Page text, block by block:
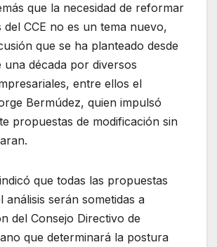
que la necesidad de reformar
del CCE no es un tema nuevo,
que se ha planteado desde
una década por diversos
entre ellos el
Bermúdez, quien impulsó
propuestas de modificación sin
que todas las propuestas
análisis serán sometidas a
del Consejo Directivo de
que determinará la postura